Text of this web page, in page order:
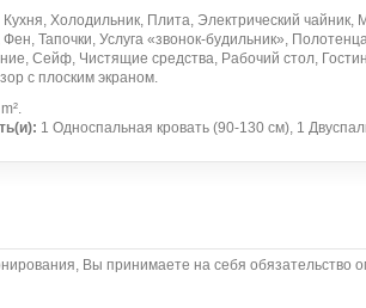
Кухня, Холодильник, Плита, Электрический
Тапочки, Услуга «звонок-будильник»,
Сейф, Чистящие средства, Рабочий стол,
с плоским экраном.
1 Односпальная кровать (90-130 см), 1
Вы принимаете на себя обязательство